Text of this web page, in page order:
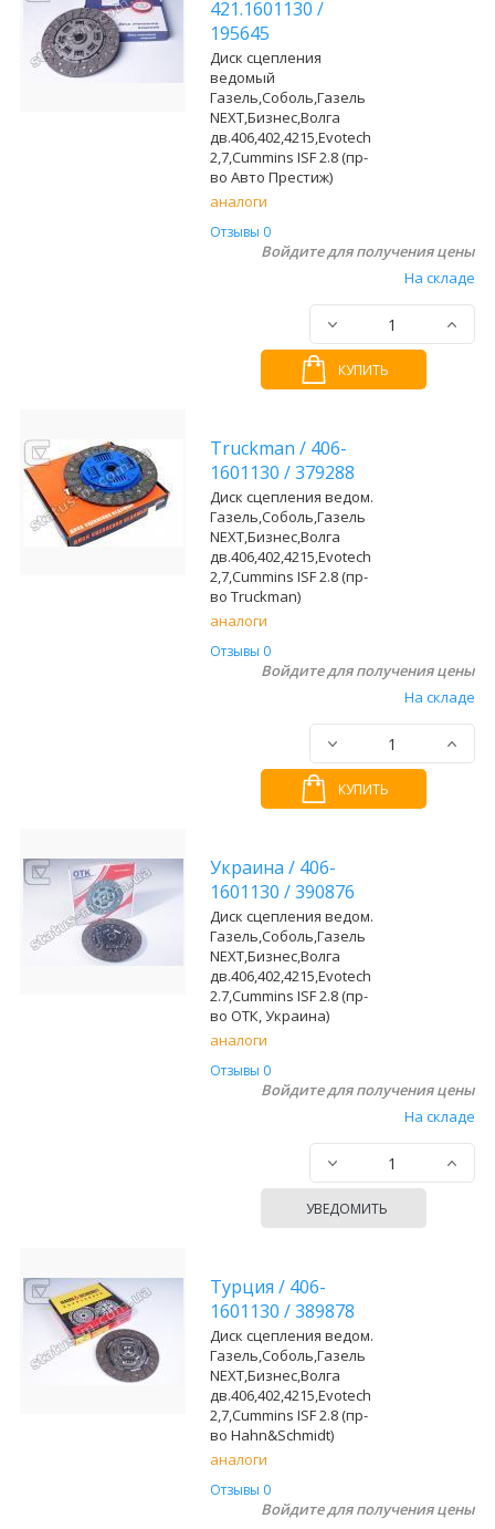
421.1601130 /
195645
Диск сцепления
ведомый
Газель,Соболь,Газель
NEXT,Бизнес,Волга
дв.406,402,4215,Evotech
2,7,Cummins ISF 2.8 (пр-
во Авто Престиж)
аналоги
Отзывы 0
Войдите для получения цены
На складе
КУПИТЬ
Truckman / 406-
1601130 /379288
Диск сцепления ведом.
Газель,Соболь,Газель
NEXT,Бизнес,Волга
дв.406,402,4215,Evotech
2,7,Cummins ISF 2.8 (пр-
во Truckman)
аналоги
Отзывы 0
Войдите для получения цены
На складе
КУПИТЬ
Украина / 406-
1601130 /390876
Диск сцепления ведом.
Газель,Соболь,Газель
NEXT,Бизнес,Волга
дв.406,402,4215,Evotech
2.7,Cummins ISF 2.8 (пр-
во ОТК, Украина)
аналоги
Отзывы 0
Войдите для получения цены
На складе
УВЕДОМИТЬ
Турция / 406-
1601130 /389878
Диск сцепления ведом.
Газель,Соболь,Газель
NEXT,Бизнес,Волга
дв.406,402,4215,Evotech
2,7,Cummins ISF 2.8 (пр-
во Hahn&Schmidt)
аналоги
Отзывы 0
Войдите для получения цены